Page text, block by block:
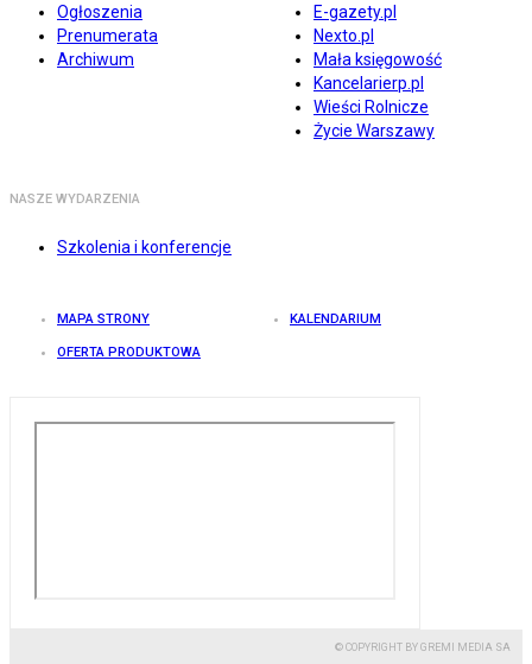
Ogłoszenia
Prenumerata
Archiwum
E-gazety.pl
Nexto.pl
Mała księgowość
Kancelarierp.pl
Wieści Rolnicze
Życie Warszawy
NASZE WYDARZENIA
Szkolenia i konferencje
MAPA STRONY KALENDARIUM
OFERTA PRODUKTOWA
© COPYRIGHT BY GREMI MEDIA SA